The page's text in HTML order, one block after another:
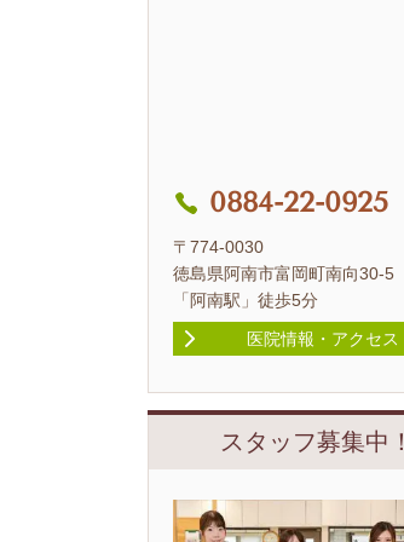
0884-22-0925
〒774-0030
徳島県阿南市富岡町南向30-5
「阿南駅」徒歩5分
医院情報・アクセス
スタッフ募集中！